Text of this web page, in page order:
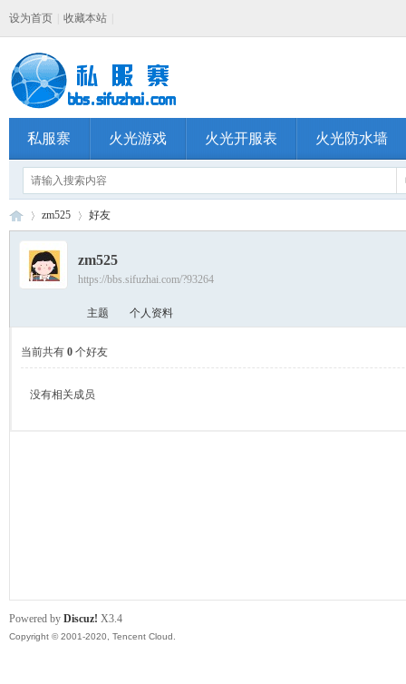
设为首页 收藏本站
私服寨 火光游戏 火光开服表 火光防水墙
zm525 好友
zm525
https://bbs.sifuzhai.com/?93264
主题 个人资料
当前共有 0 个好友
没有相关成员
Powered by Discuz! X3.4
Copyright © 2001-2020, Tencent Cloud.